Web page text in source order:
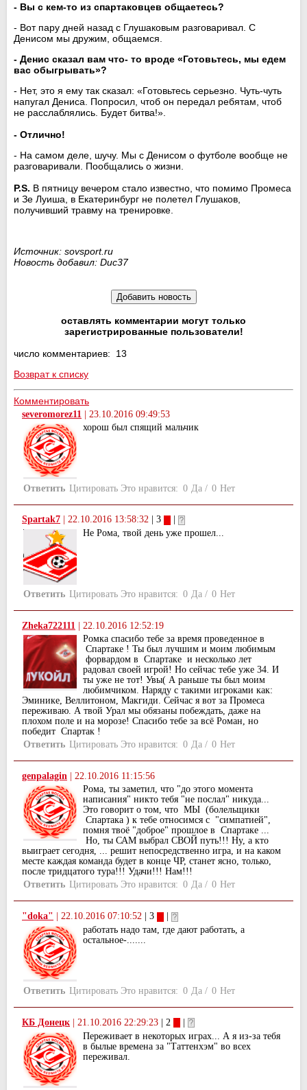
- Вы с кем-то из спартаковцев общаетесь?
- Вот пару дней назад с Глушаковым разговаривал. С
Денисом мы дружим, общаемся.
- Денис сказал вам что- то вроде «Готовьтесь, мы едем
вас обыгрывать»?
- Нет, это я ему так сказал: «Готовьтесь серьезно. Чуть-чуть
напугал Дениса. Попросил, чтоб он передал ребятам, чтоб
не расслаблялись. Будет битва!».
- Отлично!
- На самом деле, шучу. Мы с Денисом о футболе вообще не
разговаривали. Пообщались о жизни.
P.S. В пятницу вечером стало известно, что помимо Промеса
и Зе Луиша, в Екатеринбург не полетел Глушаков,
получивший травму на тренировке.
Источник: sovsport.ru
Новость добавил: Duc37
оставлять комментарии могут только
зарегистрированные пользователи!
число комментариев: 13
Возврат к списку
Комментировать
severomorez11 | 23.10.2016 09:49:53
хорош был спящий мальчик
Ответить Цитировать Это нравится: 0 Да / 0 Нет
Spartak7 22.10.2016 13:58:32 | 3
Не Рома, твой день уже прошел...
Ответить Цитировать Это нравится: 0 Да / 0 Нет
Zheka722111
22.10.2016 12:52:19
Ромка спасибо тебе за время проведенное в
Спартаке ! Ты был лучшим и моим любимым
форвардом в Спартаке и несколько лет
радовал своей игрой! Но сейчас тебе уже 34. И
ты уже не тот! Увы( А раньше ты был моим
любимчиком. Наряду с такими игроками как:
Эминике, Веллитоном, Макгиди. Сейчас я вот за Промеса
переживаю. А твой Урал мы обязаны побеждать, даже на
плохом поле и на морозе! Спасибо тебе за всё Роман, но
победит Спартак !
Ответить Цитировать Это нравится: 0 Да / 0 Нет
genpalagin
22.10.2016 11:15:56
Рома, ты заметил, что "до этого момента
написания" никто тебя "не послал" никуда...
Это говорит о том, что МЫ (болельщики
Спартака ) к тебе относимся с "симпатией",
помня твоё "доброе" прошлое в Спартаке ...
Но, ты САМ выбрал СВОЙ путь!!! Ну, а кто
выиграет сегодня, ... решит непосредственно игра, и на каком
месте каждая команда будет в конце ЧР, станет ясно, только,
после тридцатого тура!!! Удачи!!! Нам!!!
Ответить Цитировать Это нравится: 0 Да / 0 Нет
"doka" 22.10.2016 07:10:52 | 3
работать надо там, где дают работать, а
остальное-.......
Ответить Цитировать Это нравится: 0 Да / 0 Нет
КБ Донецк | 21.10.2016 22:29:23 | 2
|
Переживает в некоторых играх... А я из-за тебя
в былые времена за "Таттенхэм" во всех
переживал.